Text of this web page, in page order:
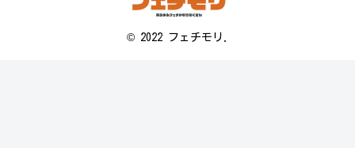
© 2022 フェチモリ.